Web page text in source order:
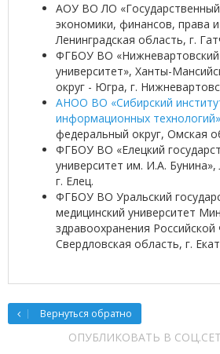
АОУ ВО ЛО «Государственный
экономики, финансов, права
Ленинградская область, г.
ФГБОУ ВО «Нижневартовский
университет», Ханты-
округ - Югра, г.
АНОО ВО «Сибирский
информационных технологий»
федеральный округ, Омская
ФГБОУ ВО «Елецкий
университет им. И.А.
г. Елец.
ФГБОУ ВО Уральский
медицинский университет
здравоохранения
Свердловская область, г.
Вернуться обратно
ОПУБЛИКОВАТЬ В